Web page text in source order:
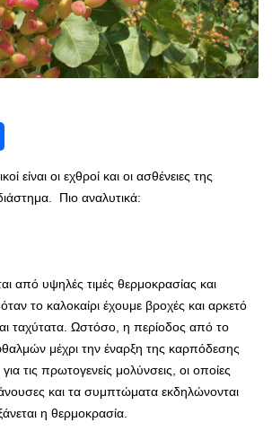
είναι οι εχθροί και οι ασθένειες της
Πιο αναλυτικά:
από υψηλές τιμές θερμοκρασίας και
το καλοκαίρι έχουμε βροχές και αρκετό
ταχύτατα. Ωστόσο, η περίοδος από το
μέχρι την έναρξη της καρπόδεσης
τις πρωτογενείς μολύνσεις, οι οποίες
και τα συμπτώματα εκδηλώνονται
η θερμοκρασία.